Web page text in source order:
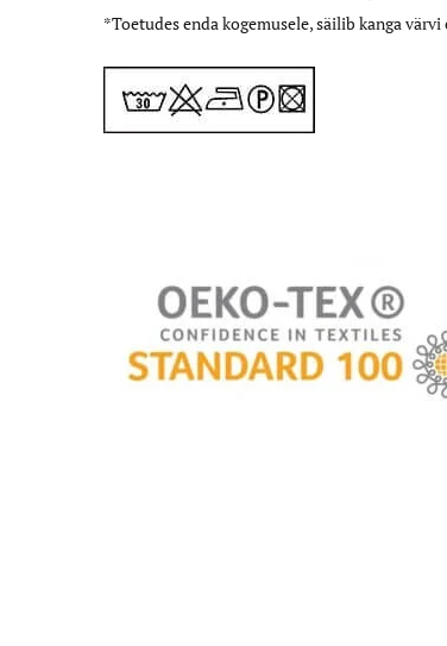
*Toetudes enda kogemusele, säilib kanga